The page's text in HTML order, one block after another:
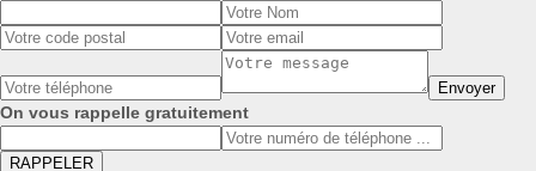
On vous rappelle gratuitement